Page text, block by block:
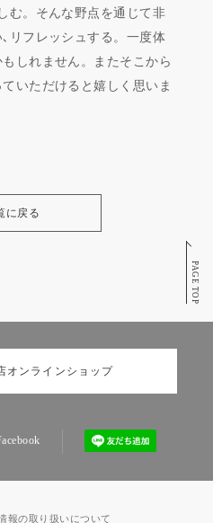
む。そんな野点を通じて非
リフレッシュする。一度体
しれません。またそこから
いただけると嬉しく思いま
に戻る
PAGE TOP
オンラインショップ
報の取り扱いについて